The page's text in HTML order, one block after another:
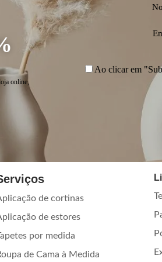
online,
Ao clicar em
de cortinas
de estores
por medida
de Cama à Medida